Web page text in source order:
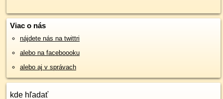
Viac o nás
nájdete nás na twittri
alebo na faceboooku
alebo aj v správach
kde hľadať